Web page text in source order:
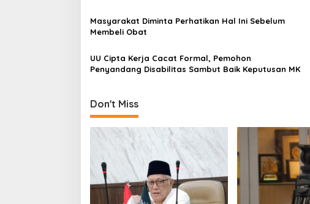
a
t
i
o
Masyarakat Diminta Perhatikan Hal Ini Sebelum
Membeli Obat
UU Cipta Kerja Cacat Formal, Pemohon
Penyandang Disabilitas Sambut Baik Keputusan MK
Don't Miss